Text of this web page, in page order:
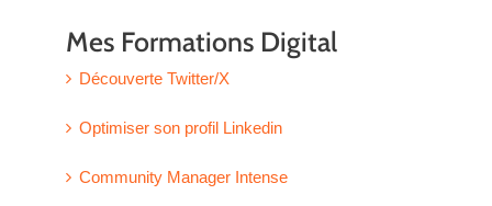
Mes Formations Digital
Découverte Twitter/X
Optimiser son profil Linkedin
Community Manager Intense